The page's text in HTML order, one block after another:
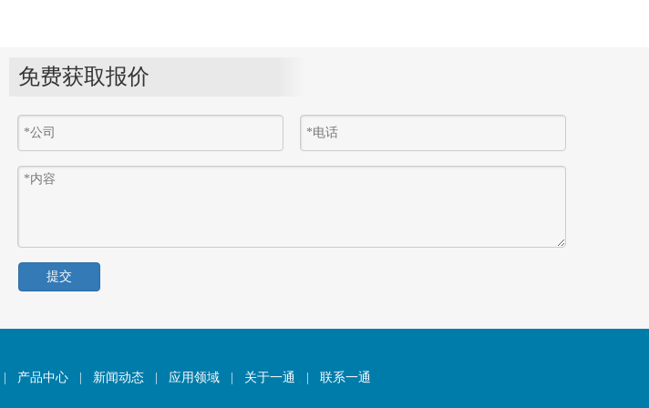
免费获取报价
提交
产品中心 新闻动态 应用领域 关于一通 联系一通